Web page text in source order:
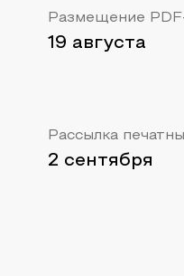
Размещение
19 августа
Рассылка
2 сентября